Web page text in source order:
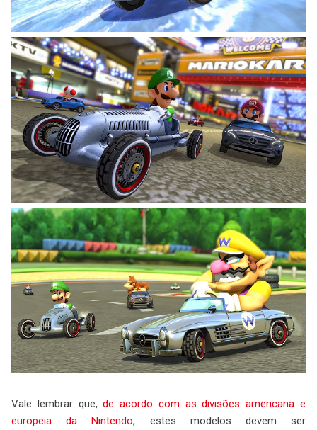
Vale lembrar que,de acordo com as divisões americana e
europeia da Nintendo, estes modelos devem ser